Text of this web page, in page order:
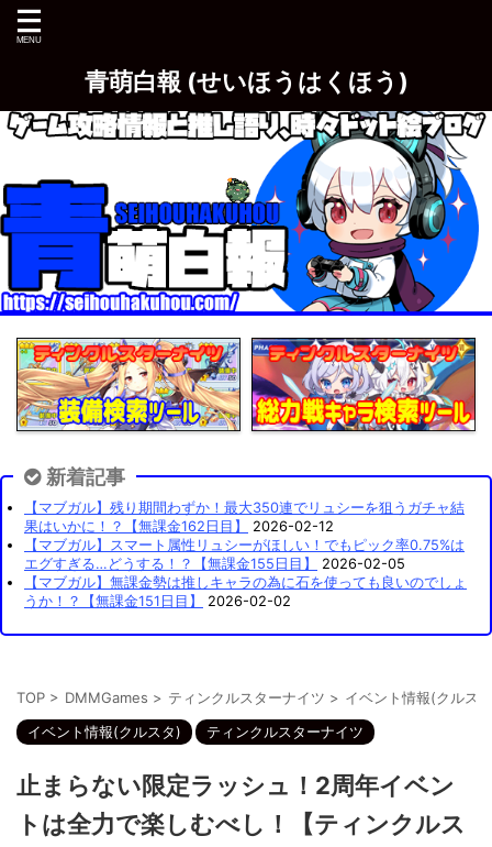
青萌白報 (せいほうはくほう)
新着記事
【マブガル】残り期間わずか！最大350連でリュシーを狙うガチャ結
果はいかに！？【無課金162日目】
2026-02-12
【マブガル】スマート属性リュシーがほしい！でもピック率0.75%は
エグすぎる…どうする！？【無課金155日目】
2026-02-05
【マブガル】無課金勢は推しキャラの為に石を使っても良いのでしょ
うか！？【無課金151日目】
2026-02-02
TOP > DMMGames > ティンクルスターナイツ > イベント情報(クルス
イベント情報(クルスタ)
ティンクルスターナイツ
止まらない限定ラッシュ！2周年イベン
トは全力で楽しむべし！【ティンクルス